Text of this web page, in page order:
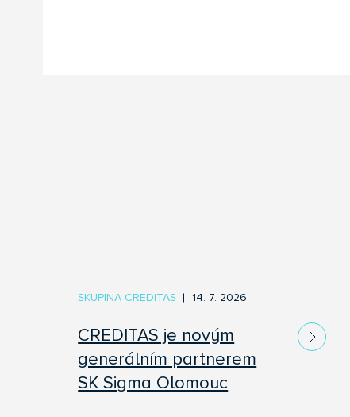
CREDITAS je novým
generálním partnerem
SK Sigma Olomouc
14. 7. 2026
SKUPINA CREDITAS